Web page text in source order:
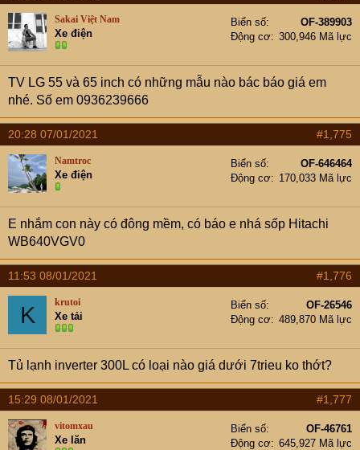
Sakai Việt Nam
Xe điện
Biển số
OF-389903
Động cơ
300,946 Mã lực
TV LG 55 và 65 inch có những mẫu nào bác báo giá em
nhé. Số em 0936239666
20:28 07/01/2021 #1,775
Namtroc
Xe điện
Biển số
OF-646464
Động cơ
170,033 Mã lực
E nhắm con này có đông mềm, có báo e nhá sốp Hitachi
WB640VGV0
11:53 08/01/2021 #1,776
K krutoi
Xe tải
Biển số
OF-26546
Động cơ
489,870 Mã lực
Tủ lạnh inverter 300L có loại nào giá dưới 7trieu ko thớt?
15:29 08/01/2021 #1,777
vitomxau
Xe lăn
Biển số
OF-46761
Động cơ
645,927 Mã lực